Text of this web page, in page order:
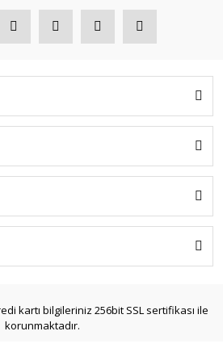
kartı bilgileriniz 256bit SSL sertifikası ile
korunmaktadır.